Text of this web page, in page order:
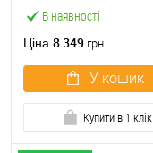
В наявності
Ціна 8 349 грн.
У кошик
Купити в 1 клік